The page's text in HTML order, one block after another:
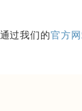
过我们的官方